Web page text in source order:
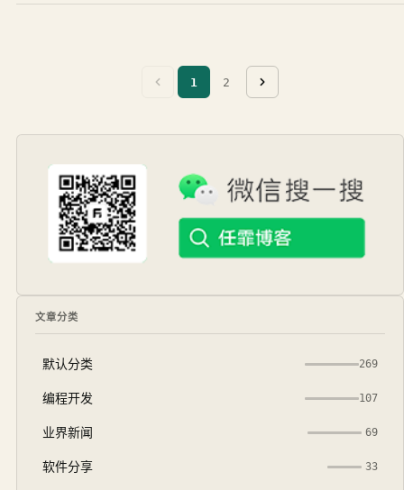
1 2
文章分类
默认分类 269
编程开发 107
业界新闻 69
软件分享 33